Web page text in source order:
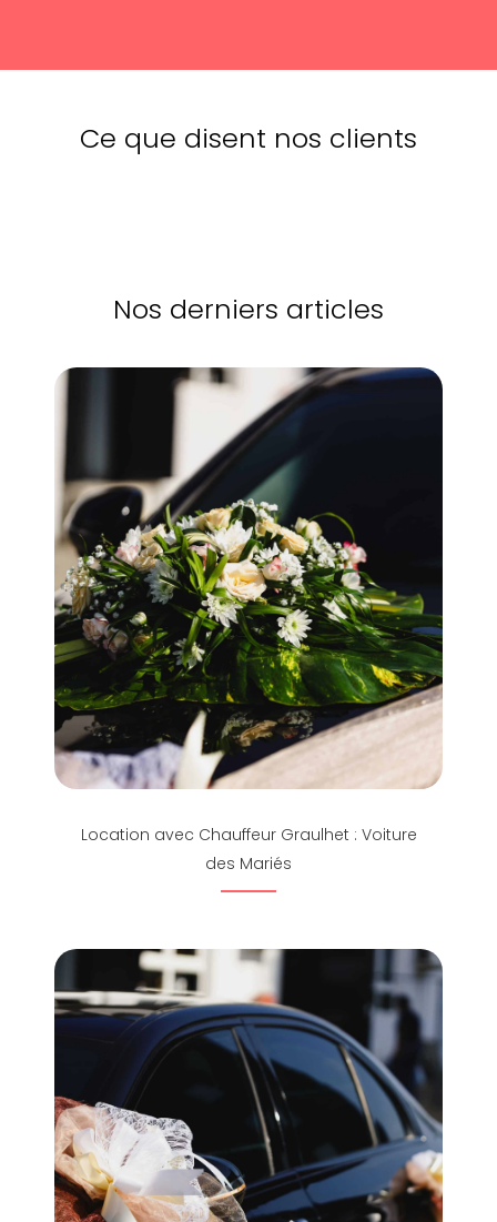
Ce que disent nos clients
Nos derniers articles
Location avec Chauffeur Graulhet : Voiture
des Mariés